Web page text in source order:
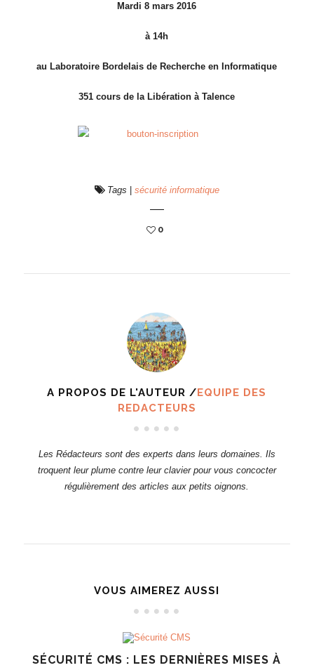
Mardi 8 mars 2016
à 14h
au Laboratoire Bordelais de Recherche en Informatique
351 cours de la Libération à Talence
Tags sécurité informatique
0
A PROPOS DE L'AUTEUR /EQUIPE DES
REDACTEURS
Les Rédacteurs sont des experts dans leurs domaines. Ils
troquent leur plume contre leur clavier pour vous concocter
régulièrement des articles aux petits oignons.
VOUS AIMEREZ AUSSI
SÉCURITÉ CMS : LES DERNIÈRES MISES À